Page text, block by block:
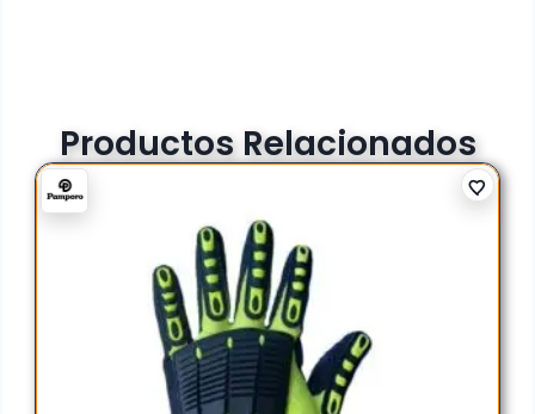
Productos Relacionados